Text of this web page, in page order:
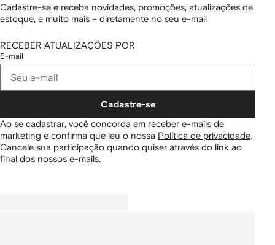
Cadastre-se e receba novidades, promoções, atualizações de
estoque, e muito mais – diretamente no seu e-mail
RECEBER ATUALIZAÇÕES POR
E-mail
Cadastre-se
Ao se cadastrar, você concorda em receber e-mails de
marketing e confirma que leu o nossa Política de privacidade.
Cancele sua participação quando quiser através do link ao
final dos nossos e-mails.